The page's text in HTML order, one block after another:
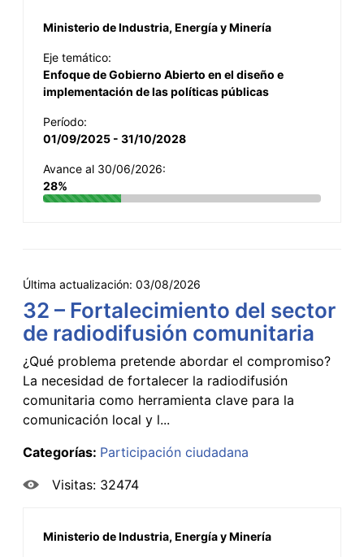
Ministerio de Industria, Energía y Minería
Eje temático:
Enfoque de Gobierno Abierto en el diseño e
implementación de las políticas públicas
Período:
01/09/2025 - 31/10/2028
Avance al 30/06/2026:
28%
Última actualización: 03/08/2026
32 – Fortalecimiento del sector
de radiodifusión comunitaria
¿Qué problema pretende abordar el compromiso?
La necesidad de fortalecer la radiodifusión
comunitaria como herramienta clave para la
comunicación local y l...
Categorías: Participación ciudadana
Visitas: 32474
Ministerio de Industria, Energía y Minería